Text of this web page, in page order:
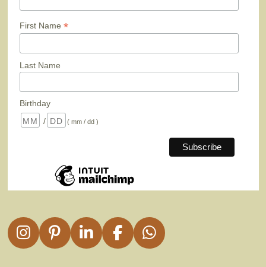
First Name *
Last Name
Birthday
/
( mm / dd )
I
n
P
i
L
i
F
a
W
h